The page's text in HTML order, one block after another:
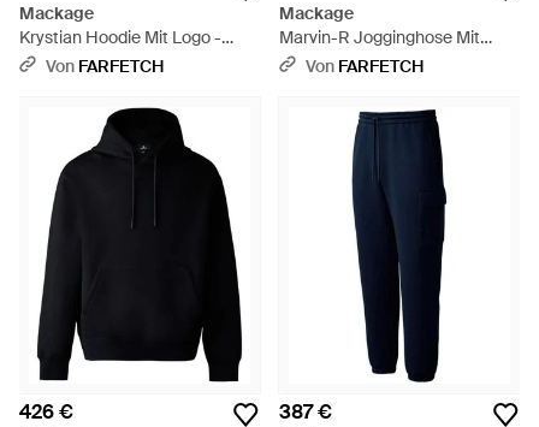
Mackage
Krystian Hoodie Mit Logo -
Natur
Von FARFETCH
Mackage
Marvin-R Jogginghose Mit
Aufgesetzten Taschen - Grau
Von FARFETCH
426 € 387 €